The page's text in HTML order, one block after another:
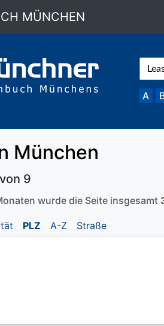
MÜNCHEN
A
München
9
wurde die Seite insgesamt
PLZ A-Z Straße